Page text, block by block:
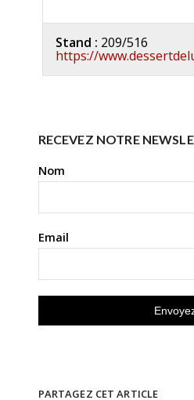
Stand : 209/516
https://
RECEVEZ NOTRE
Nom
Email
PARTAGEZ CET ARTICLE